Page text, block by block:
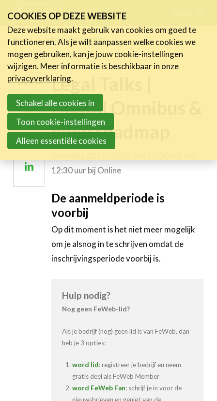
links
Jump
to
navigation
to
main
content
FR NL
Home Agenda detail pagina
Delen
Deel
op
Twitter
Deel
Facebook
Deel
Linkedin
Legal Talks |
Digital Omnibus &
jouw roadmap
12:30 uurbijOnline
De aanmeldperiode is
voorbij
Op dit moment is het niet meer mogelijk
om je alsnog in te schrijven omdat de
inschrijvingsperiode voorbij is.
Hulp nodig?
Nog geen FeWeb-lid?
Als je bedrijf (nog) geen lid is van FeWeb, dan
heb je 3 opties:
word lid: registreer je bedrijf en neem
gratis deel als FeWeb Member
word FeWeb Fan: schrijf je in voor de
Nieuws
Activiteiten
Expertise
Toolbox
Bedrijvenzoeker
COOKIES OP DEZE WEBSITE
Deze website maakt gebruik van cookies om goed te
functioneren. Als je wilt aanpassen welke cookies we
mogen gebruiken, kan je jouw cookie-instellingen
wijzigen. Meer informatie is beschikbaar in onze
privacyverklaring.
Schakel alle cookies in
Toon cookie-instellingen
Alleen essentiële cookies